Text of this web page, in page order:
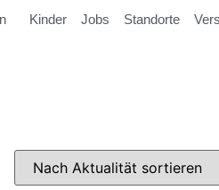
Kinder Jobs Standorte